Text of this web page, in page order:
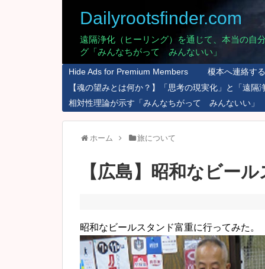
Dailyrootsfinder.com
遠隔浄化（ヒーリング）を通じて、本当の
グ「みんなちがって みんないい」
Hide Ads for Premium Members
榎本へ連絡す
【魂の望みとは何か？】「思考の現実化」と「遠隔
相対性理論が示す「みんなちがって みんないい」
ホーム 旅について
【広島】昭和なビー
昭和なビールスタンド富重に行ってみた。